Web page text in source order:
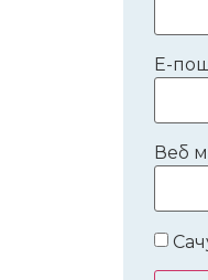
Е-
Веб